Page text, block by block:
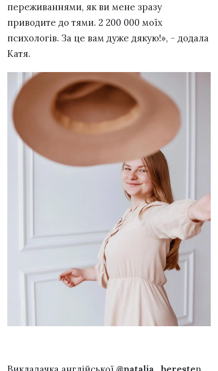
переживаннями, як ви мене зразу
приводите до тями. 2 200 000 моїх
психологів. За це вам дуже дякую!», – додала
Катя.